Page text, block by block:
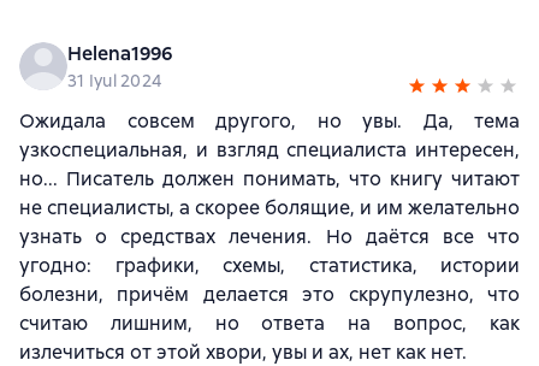
Helena1996
31 Iyul 2024
Ожидала совсем другого, но увы. Да, тема
узкоспециальная, и взгляд специалиста интересен,
но... Писатель должен понимать, что книгу читают
не специалисты, а скорее болящие, и им желательно
узнать о средствах лечения. Но даётся все что
угодно: графики, схемы, статистика, истории
болезни, причём делается это скрупулезно, что
считаю лишним, но ответа на вопрос, как
излечиться от этой хвори, увы и ах, нет как нет.